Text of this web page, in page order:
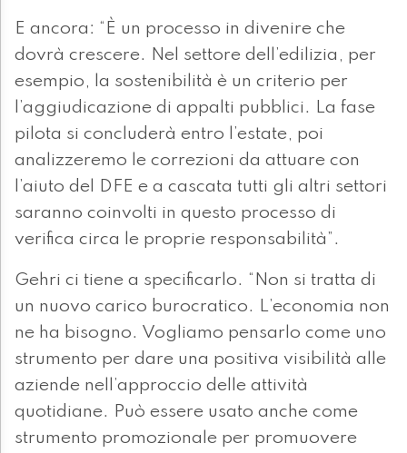
E ancora: “È un processo in divenire che
dovrà crescere. Nel settore dell’edilizia, per
esempio, la sostenibilità è un criterio per
l’aggiudicazione di appalti pubblici. La fase
pilota si concluderà entro l’estate, poi
analizzeremo le correzioni da attuare con
l’aiuto del DFE e a cascata tutti gli altri settori
saranno coinvolti in questo processo di
verifica circa le proprie responsabilità”.
Gehri ci tiene a specificarlo. “Non si tratta di
un nuovo carico burocratico. L’economia non
ne ha bisogno. Vogliamo pensarlo come uno
strumento per dare una positiva visibilità alle
aziende nell’approccio delle attività
quotidiane. Può essere usato anche come
strumento promozionale per promuovere